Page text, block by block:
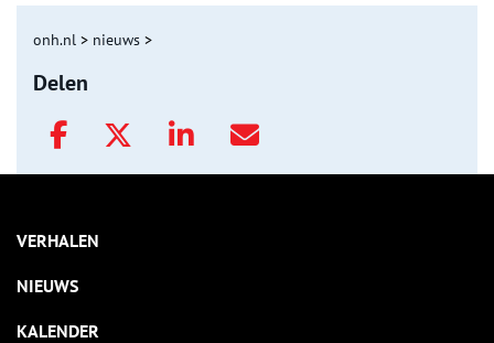
onh.nl > nieuws >
Delen
VERHALEN
NIEUWS
KALENDER